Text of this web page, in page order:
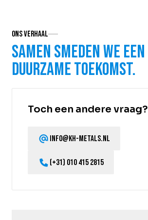
Ons verhaal
Samen smeden we een
duurzame toekomst.
Toch een andere vraag?
info@kh-metals.nl
(+31) 010 415 2815